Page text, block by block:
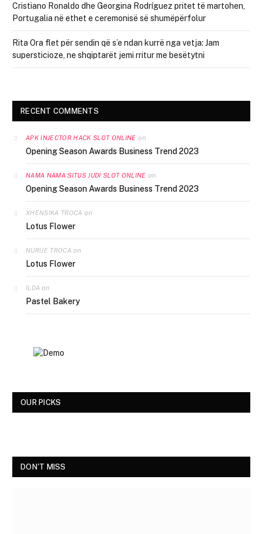
Cristiano Ronaldo dhe Georgina Rodríguez pritet të martohen,
Portugalia në ethet e ceremonisë së shumëpërfolur
Rita Ora flet për sendin që s’e ndan kurrë nga vetja: Jam
supersticioze, ne shqiptarët jemi rritur me besëtytni
RECENT COMMENTS
APK INJECTOR HACK SLOT ONLINE on
Opening Season Awards Business Trend 2023
NAMA NAMA SITUS JUDI SLOT ONLINE on
Opening Season Awards Business Trend 2023
XHENSIKA TROCA on
Lotus Flower
NURIJE TROCAon
Lotus Flower
ILDA on
Pastel Bakery
OUR PICKS
DON'T MISS